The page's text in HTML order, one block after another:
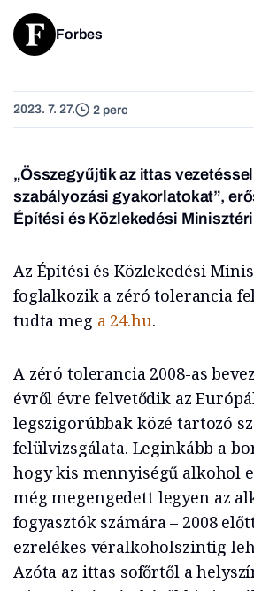
Forbes
2023. 7. 27. 2 perc
„Összegyűjtik az ittas
szabályozási gyakorlatokat”,
Építési és Közlekedési
Az Építési és Közlekedési
foglalkozik a zéró tolerancia
tudta meg a 24.hu.
A zéró tolerancia 2008-as
évről évre felvetődik az
legszigorúbbak közé tartozó
felülvizsgálata. Leginkább a
hogy kis mennyiségű alkohol
még megengedett legyen az
fogyasztók számára – 2008
ezrelékes véralkoholszintig
Azóta az ittas sofőrtől a